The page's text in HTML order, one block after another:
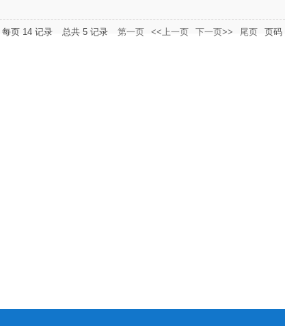
每页 14 记录 总共 5 记录 第一页 <<上一页 下一页>> 尾页 页码